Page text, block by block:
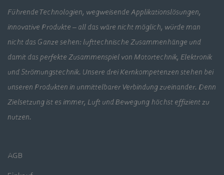
Führende Technologien, wegweisende Applikationslösungen,
innovative Produkte – all das wäre nicht möglich, würde man
nicht das Ganze sehen: lufttechnische Zusammenhänge und
damit das perfekte Zusammenspiel von Motortechnik, Elektronik
und Strömungstechnik. Unsere drei Kernkompetenzen stehen bei
unseren Produkten in unmittelbarer Verbindung zueinander. Denn
Zielsetzung ist es immer, Luft und Bewegung höchst effizient zu
nutzen.
AGB